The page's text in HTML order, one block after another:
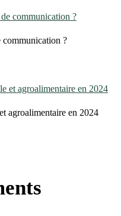
communication ?
agroalimentaire en 2024